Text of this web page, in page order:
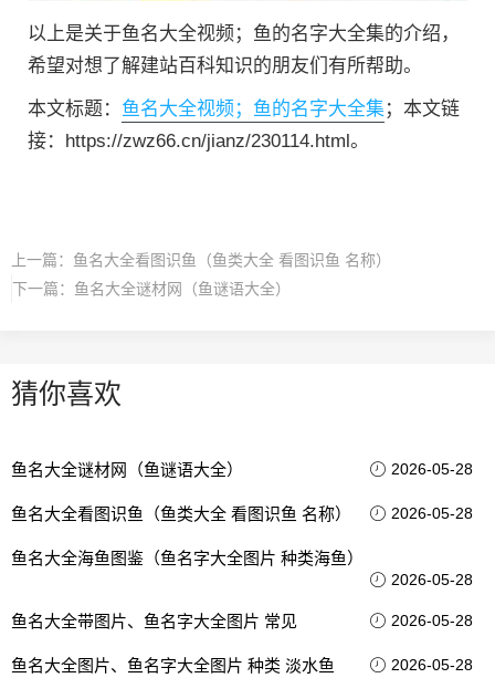
以上是关于鱼名大全视频；鱼的名字大全集的介绍，
希望对想了解建站百科知识的朋友们有所帮助。
本文标题： 鱼名大全视频；鱼的名字大全集 ；本文链
接：https://zwz66.cn/jianz/230114.html。
上一篇： 鱼名大全看图识鱼（鱼类大全 看图识鱼 名称）
下一篇： 鱼名大全谜材网（鱼谜语大全）
猜你喜欢
鱼名大全谜材网（鱼谜语大全） 2026-05-28
鱼名大全看图识鱼（鱼类大全 看图识鱼 名称） 2026-05-28
鱼名大全海鱼图鉴（鱼名字大全图片 种类海鱼）
2026-05-28
鱼名大全带图片、鱼名字大全图片 常见 2026-05-28
鱼名大全图片、鱼名字大全图片 种类 淡水鱼 2026-05-28